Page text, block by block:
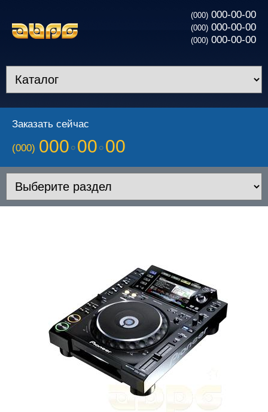
(000) 000-00-00
(000) 000-00-00
(000) 000-00-00
Заказать сейчас
(000) 000 00 00